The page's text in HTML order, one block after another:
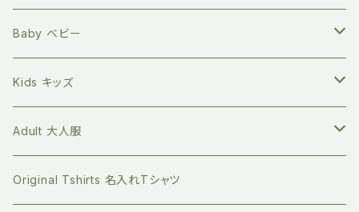
天然へちまスポンジ
オーガニック100% マイカトラリーセット
プラフリーのステンレス保存容器セット
GOTS認証 メッシュエコバッグ
珪藻土 歯ブラシスタンド
環境問題関連の本
食べ物の本
ファッションの本
ライフスタイルの本
Born to Explore ボーントゥエクスプロアー
Petites Pommes プティットポム
mana.ORGANIC LIVING
シリコンボトル
Bibelot ビベロ
マルチレスキューバーム
キッチングッズ
親子の絵本時間に
かわいいあの子の出産祝いに
本を読む時間を作ってみる
ゆっくりのんびり過ごす
新生児サイズ
60サイズ 3ヶ月
70サイズ 6ヶ月
80サイズ 12-18ヶ月
Baby ベビー
Tops トップス
Long sleeve 長袖
Short sleeve 半袖
Bottoms ボトムス
Romper ロンパース
Kids キッズ
Tops トップス
Long sleeve 長袖
Bottoms ボトムス
Adult 大人服
Tops トップス
Original Tshirts 名入れTシャツ